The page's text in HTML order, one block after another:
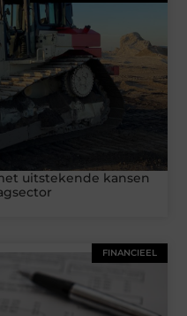
uitstekende kansen
FINANCIEEL